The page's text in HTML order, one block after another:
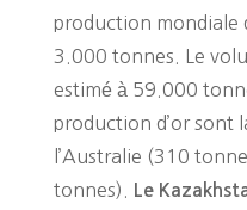
production mondiale
3.000 tonnes. Le
estimé à 59.000
production d’or sont
l’Australie (310
tonnes).
Le